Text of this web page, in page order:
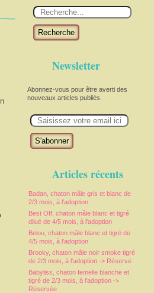
Recherche
Newsletter
Abonnez-vous pour être averti des
nouveaux articles publiés.
m
Articles récents
Badan, chaton mâle gris et blanc de
2/3 mois, à l'adoption
Best Off, chaton mâle blanc et tigré
dilué de 4/5 mois, à l'adoption
Belou, chaton mâle blanc et tigré de
4/5 mois, à l'adoption
Brooky, chaton mâle noir smoke tigré
de 2/3 mois, à l'adoption -> Réservé
Babyliss, chaton femelle blanche et
tigré de 2/3 mois, à l'adoption ->
Réservée